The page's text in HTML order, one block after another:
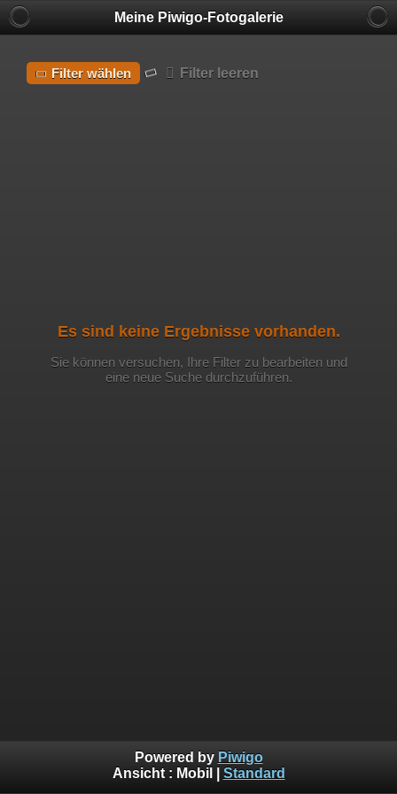
Meine Piwigo-Fotogalerie
Filter wählen Filter leeren
Es sind keine Ergebnisse vorhanden.
Sie können versuchen, Ihre Filter zu bearbeiten und
eine neue Suche durchzuführen.
Powered by Piwigo
Ansicht : Mobil Standard